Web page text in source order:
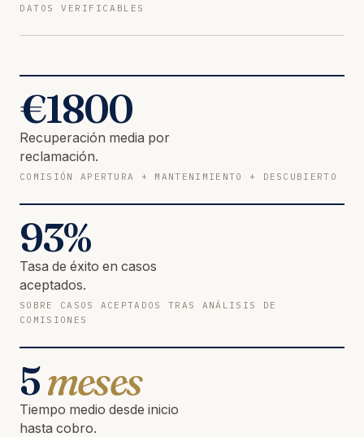
DATOS VERIFICABLES
€1800
Recuperación media por
reclamación.
COMISIÓN APERTURA + MANTENIMIENTO + DESCUBIERTO
93%
Tasa de éxito en casos
aceptados.
SOBRE CASOS ACEPTADOS TRAS ANÁLISIS DE
COMISIONES
5meses
Tiempo medio desde inicio
hasta cobro.